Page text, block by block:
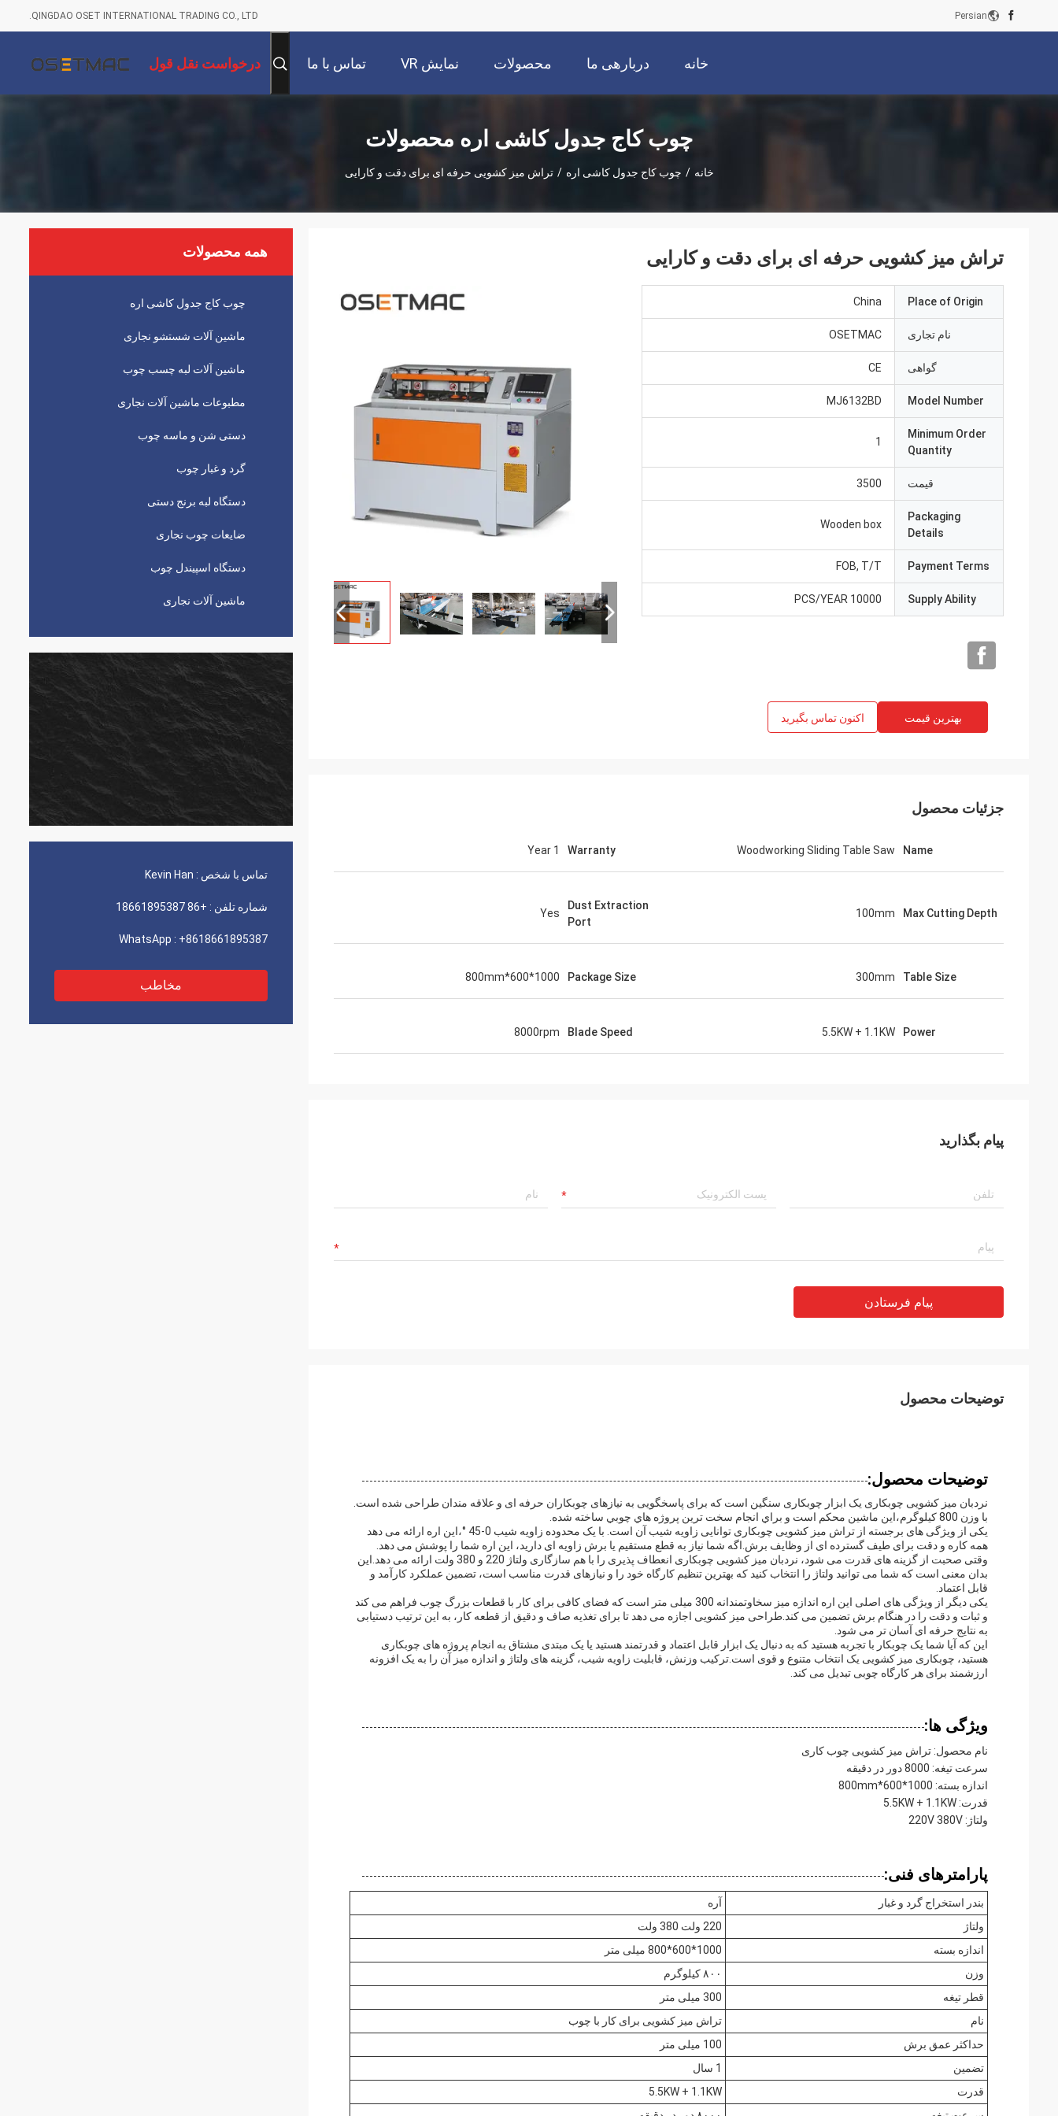
QINGDAO OSET INTERNATIONAL TRADING CO., LTD. Persian
خانه دربارهی ما محصولات نمایش VR تماس با ما درخواست نقل قول
چوب کاج جدول کاشی اره محصولات
خانه / چوب کاج جدول کاشی اره / تراش میز کشویی حرفه ای برای دقت و کارایی
همه محصولات
چوب کاج جدول کاشی اره
ماشین آلات شستشو نجاری
ماشین آلات لبه چسب چوب
مطبوعات ماشین آلات نجاری
دستی شن و ماسه چوب
گرد و غبار چوب
دستگاه لبه برنج دستی
ضایعات چوب نجاری
دستگاه اسپیندل چوب
ماشین آلات نجاری
تماس با شخص : Kevin Han
شماره تلفن : +86 18661895387
WhatsApp : +8618661895387
مخاطب
تراش میز کشویی حرفه ای برای دقت و کارایی
Place of Origin
China
نام تجاری OSETMAC
گواهی CE
Model Number
MJ6132BD
Minimum Order
Quantity
1
قیمت 3500
Packaging
Details
Wooden box
Payment Terms
FOB, T/T
Supply Ability
10000 PCS/YEAR
بهترین قیمت اکنون تماس بگیرید
جزئیات محصول
Name
Woodworking Sliding Table Saw
Warranty
1 Year
Max Cutting Depth
100mm
Dust Extraction
Port
Yes
Table Size
300mm
Package Size
1000*600*800mm
Power
5.5KW + 1.1KW
Blade Speed
8000rpm
پیام بگذارید
پیام فرستادن
توضیحات محصول
توضیحات محصول:
نردبان میز کشویی چوبکاری یک ابزار چوبکاری سنگین است که برای پاسخگویی به نیازهای چوبکاران حرفه ای و علاقه مندان طراحی شده است.
با وزن 800 کیلوگرم،اين ماشين محکم است و براي انجام سخت ترين پروژه هاي چوبي ساخته شده.
یکی از ویژگی های برجسته از تراش میز کشویی چوبکاری توانایی زاویه شیب آن است. با یک محدوده زاویه شیب 0-45 °،این اره ارائه می دهد
همه کاره و دقت برای طیف گسترده ای از وظایف برش.اگه شما نیاز به قطع مستقیم یا برش زاویه ای دارید، این اره شما را پوشش می دهد.
وقتی صحبت از گزینه های قدرت می شود، نردبان میز کشویی چوبکاری انعطاف پذیری را با هم سازگاری ولتاژ 220 و 380 ولت ارائه می دهد.این
بدان معنی است که شما می توانید ولتاژ را انتخاب کنید که بهترین تنظیم کارگاه خود را و نیازهای قدرت مناسب است، تضمین عملکرد کارآمد و
قابل اعتماد.
یکی دیگر از ویژگی های اصلی این اره اندازه میز سخاوتمندانه 300 میلی متر است که فضای کافی برای کار با قطعات بزرگ چوب فراهم می کند
و ثبات و دقت را در هنگام برش تضمین می کند.طراحی میز کشویی اجازه می دهد تا برای تغذیه صاف و دقیق از قطعه کار، به این ترتیب دستیابی
به نتایج حرفه ای آسان تر می شود.
این که آیا شما یک چوبکار با تجربه هستید که به دنبال یک ابزار قابل اعتماد و قدرتمند هستید یا یک مبتدی مشتاق به انجام پروژه های چوبکاری
هستید، چوبکاری میز کشویی یک انتخاب متنوع و قوی است.ترکیب وزنش، قابلیت زاویه شیب، گزینه های ولتاژ و اندازه میز آن را به یک افزونه
ارزشمند برای هر کارگاه چوبی تبدیل می کند.
ویژگی ها:
نام محصول: تراش میز کشویی چوب کاری
سرعت تیغه: 8000 دور در دقیقه
اندازه بسته: 1000*600*800mm
قدرت: 5.5KW + 1.1KW
ولتاژ: 220V 380V
پارامترهای فنی:
بندر استخراج گرد و غبار
آره
ولتاژ
220 ولت 380 ولت
اندازه بسته
1000*600*800 میلی متر
وزن
۸۰۰ کیلوگرم
قطر تیغه
300 میلی متر
نام
تراش میز کشویی برای کار با چوب
حداکثر عمق برش
100 میلی متر
تضمین
1 سال
قدرت
5.5KW + 1.1KW